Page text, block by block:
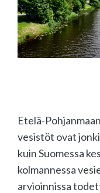
Etelä-
vesistöt ovat
kuin Suomessa
kolmannessa
arvioinnissa